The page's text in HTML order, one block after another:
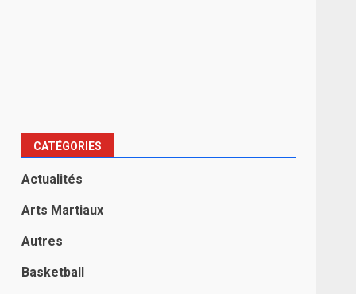
CATÉGORIES
Actualités
Arts Martiaux
Autres
Basketball